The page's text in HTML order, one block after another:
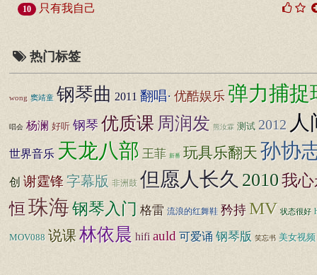
10 只有我自己
热门标签
wong 窦靖童 钢琴曲 2011 翻唱· 优酷娱乐 弹力捕捉
唱会 杨澜 好听 钢琴 优质课 周润发 熊汝霖 测试 2012 人
世界音乐 天龙八部 王菲 新番 玩具乐翻天 孙协
创 谢霆锋字幕版 非洲鼓 但愿人长久 2010我
恒珠海钢琴入门 格雷 流浪的红舞鞋 矜持 MV 状态很好
MOV088 说课林依晨 hifi auld 可爱诵 钢琴版 笑忘书 美女视频